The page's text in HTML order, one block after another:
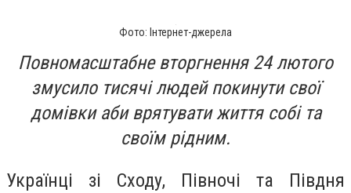
Фото: Інтернет-джерела
Повномасштабне вторгнення 24 лютого
змусило тисячі людей покинути свої
домівки аби врятувати життя собі та
своїм рідним.
Українці зі Сходу, Півночі та Півдня